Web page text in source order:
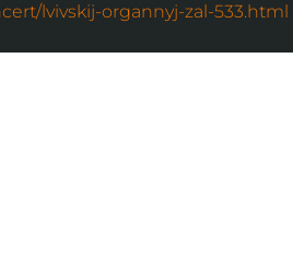
lvivskij-organnyj-zal-533.html